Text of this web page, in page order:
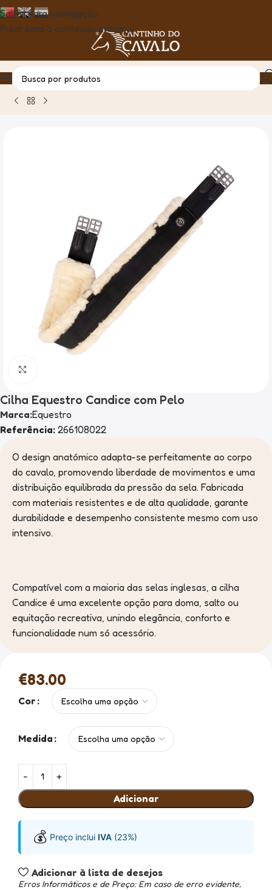
Saltar para navegação
Pular para o conteúdo principal
Casa Produto Cilha Equestro Candice com Pelo
Cilha Equestro Candice com Pelo
Marca:Equestro
Referência: 266108022
O design anatómico adapta-se perfeitamente ao corpo
do cavalo, promovendo liberdade de movimentos e uma
distribuição equilibrada da pressão da sela. Fabricada
com materiais resistentes e de alta qualidade, garante
durabilidade e desempenho consistente mesmo com uso
intensivo.
Compatível com a maioria das selas inglesas, a cilha
Candice é uma excelente opção para doma, salto ou
equitação recreativa, unindo elegância, conforto e
funcionalidade num só acessório.
€83.00
Cor
Medida
Adicionar
💰 Preço inclui IVA (23%)
Adicionar à lista de desejos
Erros Informáticos e de Preço: Em caso de erro evidente,